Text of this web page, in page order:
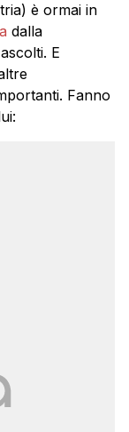
è ormai in
dalla
E
Fanno